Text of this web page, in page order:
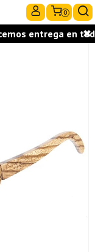
0
entrega en ✖